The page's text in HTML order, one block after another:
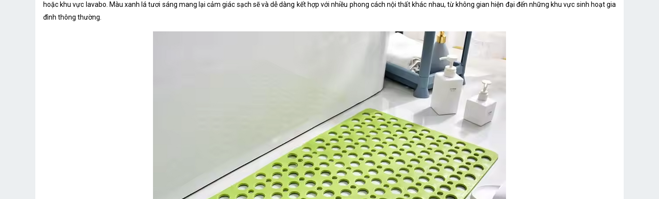
hoặc khu vực lavabo. Màu xanh lá tươi sáng mang lại cảm giác sạch sẽ và dễ dàng kết hợp với nhiều phong cách nội thất khác nhau, từ không gian hiện đại đến những khu vực sinh hoạt gia
đình thông thường.